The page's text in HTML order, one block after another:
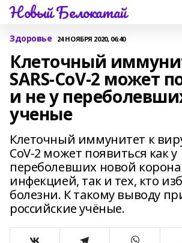
Новый Белокатай
Здоровье 24 НОЯБРЯ 2020, 06:40
Клеточный
SARS-CoV-2 может
и не у
ученые
Клеточный иммунитет к
CoV-2 может появиться как у
переболевших новой
инфекцией, так и тех, кто
болезни. К такому выводу
российские учёные.